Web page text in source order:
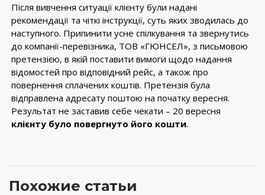
Після вивчення ситуації клієнту були надані
рекомендації та чіткі інструкції, суть яких зводилась до
наступного. Припинити усне спілкування та звернутись
до компанії-перевізника, ТОВ «ГЮНСЕЛ», з письмовою
претензією, в якій поставити вимоги щодо надання
відомостей про відповідний рейс, а також про
повернення сплачених коштів. Претензія була
відправлена адресату поштою на початку вересня.
Результат не заставив себе чекати – 20 вересня
клієнту було повергнуто його кошти.
Похожие статьи